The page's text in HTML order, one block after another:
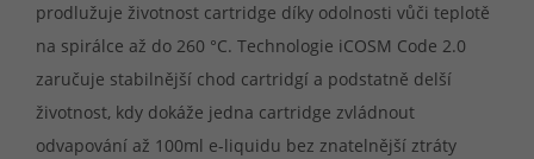
prodlužuje životnost cartridge díky odolnosti vůči teplotě
na spirálce až do 260 °C. Technologie iCOSM Code 2.0
zaručuje stabilnější chod cartridgí a podstatně delší
životnost, kdy dokáže jedna cartridge zvládnout
odvapování až 100ml e-liquidu bez znatelnější ztráty